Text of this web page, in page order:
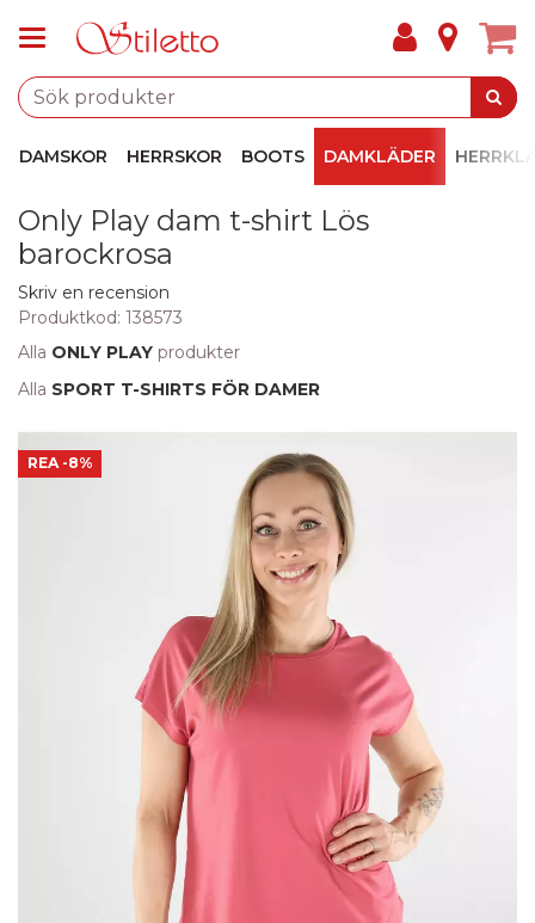
DAMSKOR HERRSKOR BOOTS DAMKLÄDER
Only Play dam t-shirt Lös
barockrosa
Skriv en recension
Produktkod: 138573
Alla ONLY PLAY produkter
Alla SPORT T-SHIRTS FÖR DAMER
REA -8%